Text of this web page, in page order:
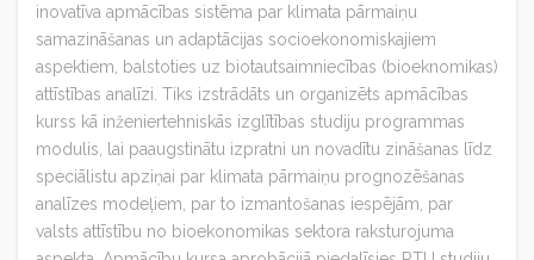
inovatīva apmācības sistēma par klimata pārmaiņu
samazināšanas un adaptācijas socioekonomiskajiem
aspektiem, balstoties uz biotautsaimniecības (bioeknomikas)
attīstības analīzi. Tiks izstrādāts un organizēts apmācības
kurss kā inženiertehniskās izglītības studiju programmas
modulis, lai paaugstinātu izpratni un novadītu zināšanas līdz
speciālistu apziņai par klimata pārmaiņu prognozēšanas
analīzes modeļiem, par to izmantošanas iespējām, par
valsts attīstību no bioekonomikas sektora raksturojuma